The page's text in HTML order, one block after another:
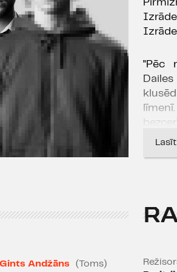
"Pēc
Gints Andžāns
(Toms)